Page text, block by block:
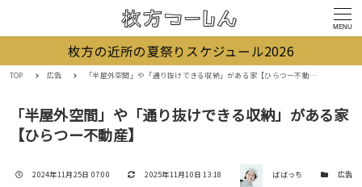
MENU
枚方の近所の夏祭りスケジュール2026
TOP 広告 「半屋外空間」や「通り抜けできる収納」がある家【ひらつー不動産】
「半屋外空間」や「通り抜けできる収納」がある家
【ひらつー不動産】
投稿日
2024年11月25日 07:00 更新日
2025年11月10日 13:18 著者 ばばっち カテゴリー
広告